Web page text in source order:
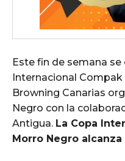
Este fin de semana se
Internacional
Browning Canarias
Negro con la
Antigua. La Copa
Morro Negro